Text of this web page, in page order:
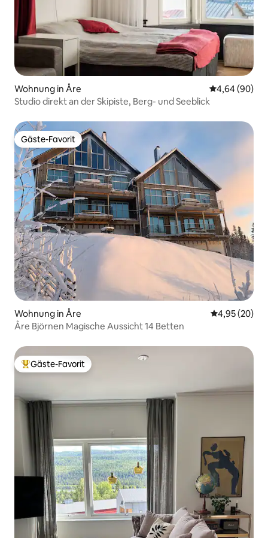
Wohnung in Åre
4,64 (90)
Studio direkt an der Skipiste, Berg- und Seeblick
Gäste-Favorit
Gäste-Favorit
Wohnung in Åre
4,95 (20)
Åre Björnen Magische Aussicht 14 Betten
Beliebter Gäste-Favorit.
Gäste-Favorit